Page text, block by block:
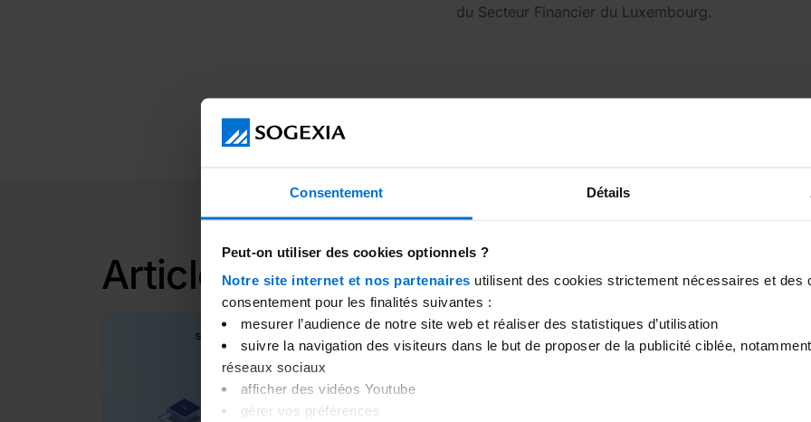
Consentement Détails
Peut-on utiliser des cookies optionnels ?
Notre site internet et nos partenaires utilisent des cookies strictement nécessaires et des
consentement pour les finalités suivantes :
mesurer l’audience de notre site web et réaliser des statistiques d’utilisation
suivre la navigation des visiteurs dans le but de proposer de la publicité ciblée,
réseaux sociaux
afficher des vidéos Youtube
gérer vos préférences
du Secteur Financier du Luxembourg.
Articles liés